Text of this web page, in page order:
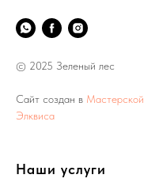
© 2025 Зеленый лес
Сайт создан в Мастерской
Элквиса
Наши услуги